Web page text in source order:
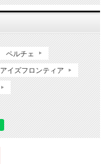
ペルチェ
アイズフロンティア